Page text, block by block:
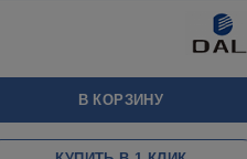
В КОРЗИНУ